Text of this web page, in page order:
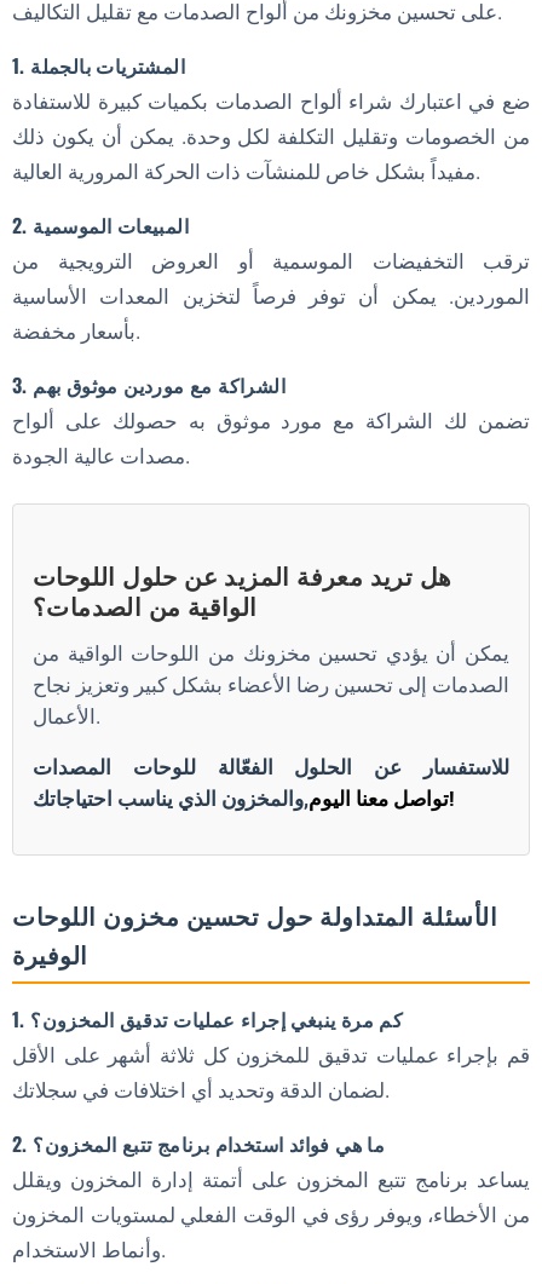
على تحسين مخزونك من ألواح الصدمات مع تقليل التكاليف.
1. المشتريات بالجملة
ضع في اعتبارك شراء ألواح الصدمات بكميات كبيرة للاستفادة
من الخصومات وتقليل التكلفة لكل وحدة. يمكن أن يكون ذلك
مفيداً بشكل خاص للمنشآت ذات الحركة المرورية العالية.
2. المبيعات الموسمية
ترقب التخفيضات الموسمية أو العروض الترويجية من
الموردين. يمكن أن توفر فرصاً لتخزين المعدات الأساسية
بأسعار مخفضة.
3. الشراكة مع موردين موثوق بهم
تضمن لك الشراكة مع مورد موثوق به حصولك على ألواح
مصدات عالية الجودة.
هل تريد معرفة المزيد عن حلول اللوحات
الواقية من الصدمات؟
يمكن أن يؤدي تحسين مخزونك من اللوحات الواقية من
الصدمات إلى تحسين رضا الأعضاء بشكل كبير وتعزيز نجاح
الأعمال.
للاستفسار عن الحلول الفعّالة للوحات المصدات
والمخزون الذي يناسب احتياجاتك,
تواصل معنا اليوم!
الأسئلة المتداولة حول تحسين مخزون اللوحات
الوفيرة
1. كم مرة ينبغي إجراء عمليات تدقيق المخزون؟
قم بإجراء عمليات تدقيق للمخزون كل ثلاثة أشهر على الأقل
لضمان الدقة وتحديد أي اختلافات في سجلاتك.
2. ما هي فوائد استخدام برنامج تتبع المخزون؟
يساعد برنامج تتبع المخزون على أتمتة إدارة المخزون ويقلل
من الأخطاء، ويوفر رؤى في الوقت الفعلي لمستويات المخزون
وأنماط الاستخدام.